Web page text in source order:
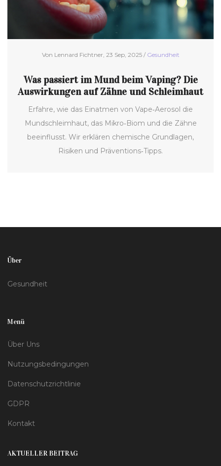
Von Lennard Fichtner, 23 Sep, 2025 / Gesundheit
Was passiert im Mund beim Vaping? Die
Auswirkungen auf Zähne und Schleimhaut
Erfahre, wie das Einatmen von Vape‑Aerosol die
Mundschleimhaut, das Mikro‑Biom und die Zähne
beeinflusst. Wir erklären chemische Grundlagen,
Risiken und Präventions‑Tipps.
Über
Gesundheit
Menü
Über Uns
Nutzungsbedingungen
Datenschutzrichtlinie
GDPR
Kontakt
AKTUELLER BEITRAG